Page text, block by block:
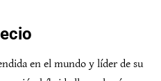
en el mundo y líder de su